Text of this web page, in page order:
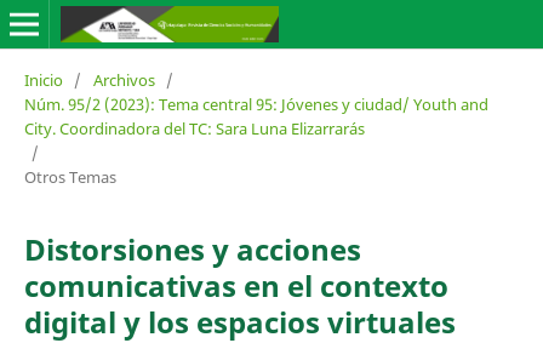
Inicio / Archivos /
Núm. 95/2 (2023): Tema central 95: Jóvenes y ciudad/ Youth and
City. Coordinadora del TC: Sara Luna Elizarrarás
/
Otros Temas
Distorsiones y acciones
comunicativas en el contexto
digital y los espacios virtuales